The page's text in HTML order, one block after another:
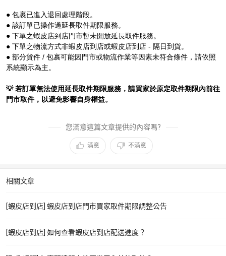
● 包裹已進入退回處理階段。
● 該訂單已操作過延長取件期限服務。
● 下單之蝦皮店到店門市暫未開放延長取件服務。
● 下單之物流方式非蝦皮店到店或蝦皮店到店 - 隔日到貨。
● 部分貨件 / 包裹可能因門市或物流作業等因素未符合條件，請依照
系統顯示為主。
💡 若訂單無法使用延長取件期限服務，請買家於原定取件期限內前往
門市取件，以避免影響自身權益。
您滿意這篇文章提供的內容嗎?
滿意 不滿意
相關文章
[蝦皮店到店] 蝦皮店到店門市買家取件期限調整公告
[蝦皮店到店] 如何查看蝦皮店到店配送進度？